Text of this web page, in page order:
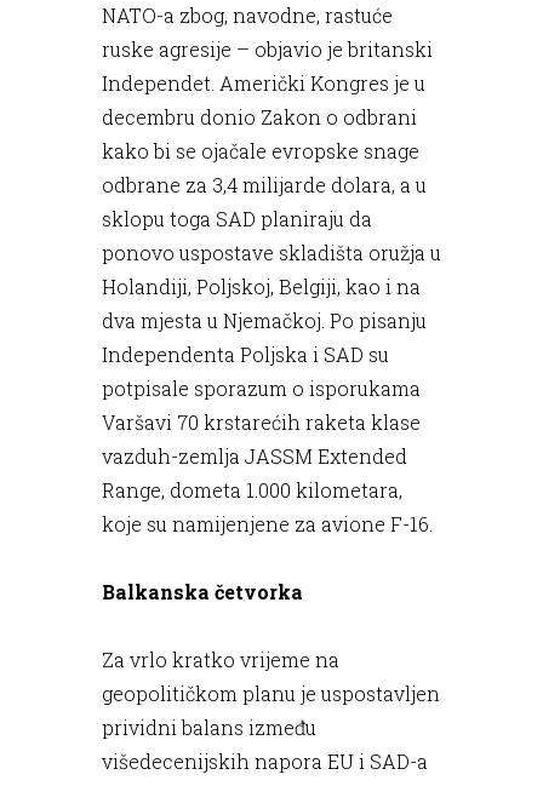
NATO-a zbog, navodne, rastuće
ruske agresije – objavio je britanski
Independet. Američki Kongres je u
decembru donio Zakon o odbrani
kako bi se ojačale evropske snage
odbrane za 3,4 milijarde dolara, a u
sklopu toga SAD planiraju da
ponovo uspostave skladišta oružja u
Holandiji, Poljskoj, Belgiji, kao i na
dva mjesta u Njemačkoj. Po pisanju
Independenta Poljska i SAD su
potpisale sporazum o isporukama
Varšavi 70 krstarećih raketa klase
vazduh-zemlja JASSM Extended
Range, dometa 1.000 kilometara,
koje su namijenjene za avione F-16.
Balkanska četvorka
Za vrlo kratko vrijeme na
geopolitičkom planu je uspostavljen
prividni balans između
višedecenijskih napora EU i SAD-a